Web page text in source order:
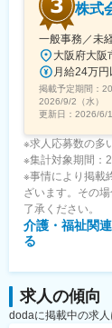
株式
一般事務／未
月給24万
掲載予定期間：
2026/9/2（水）
更新日： 2026/6/
※求人応募数の多
※集計対象期間：
※事情により掲載
ざいます。その
了承ください。
介護・福祉関
る
求人の傾向
dodaに掲載中の求人